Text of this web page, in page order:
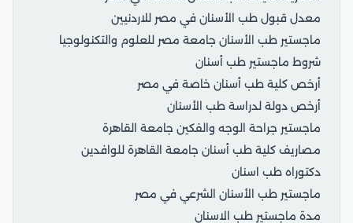
معدل قبول طب الأسنان في مصر للاردنيين
ماجستير طب الأسنان جامعة مصر للعلوم والتكنولوجيا
شروط ماجستير طب أسنان
أرخص كلية طب أسنان خاصة في مصر
أرخص دولة لدراسة طب الأسنان
ماجستير جراحة الوجه والفكين جامعة القاهرة
مصاريف كلية طب أسنان جامعة القاهرة للوافدين
دكتوراه طب اسنان
ماجستير طب الأسنان الشرعي في مصر
مدة ماجستير طب الاسنان